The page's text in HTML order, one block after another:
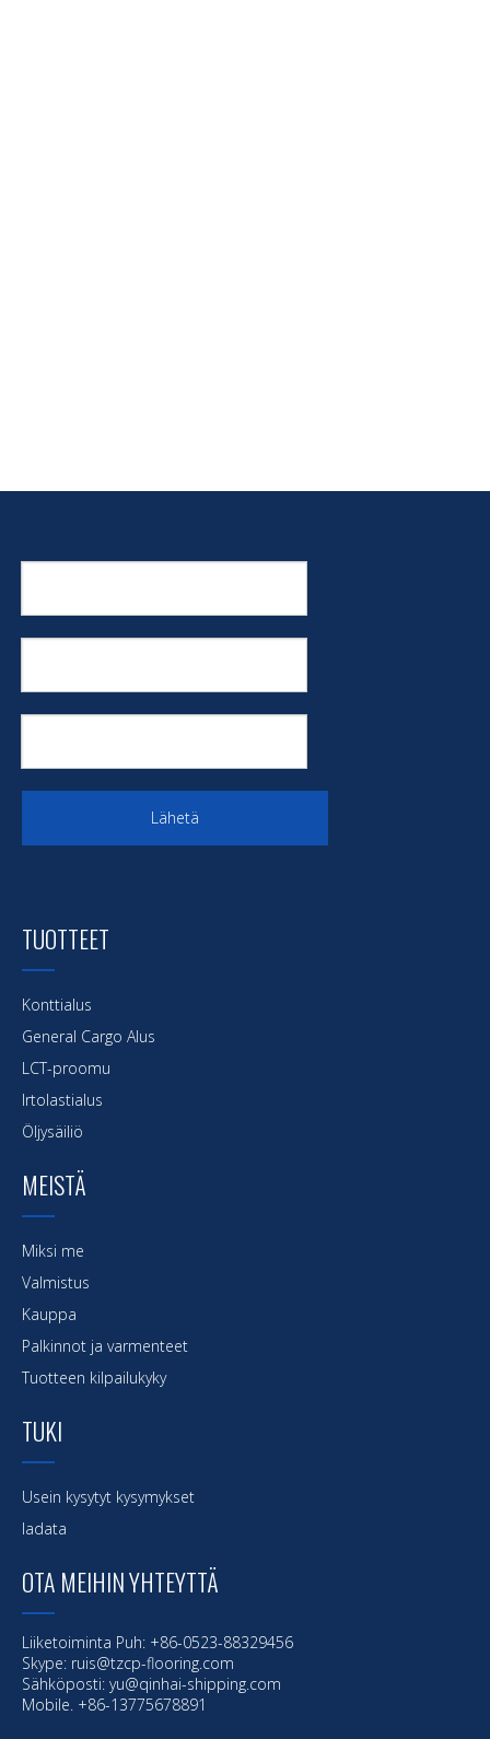
Lähetä
TUOTTEET
Konttialus
General Cargo Alus
LCT-proomu
Irtolastialus
Öljysäiliö
MEISTÄ
Miksi me
Valmistus
Kauppa
Palkinnot ja varmenteet
Tuotteen kilpailukyky
TUKI
Usein kysytyt kysymykset
ladata
OTA MEIHIN YHTEYTTÄ
Liiketoiminta Puh: +86-0523-88329456
Skype: ruis@tzcp-flooring.com
Sähköposti: yu@qinhai-shipping.com
Mobile. +86-13775678891